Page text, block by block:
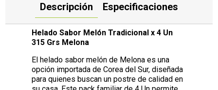
Descripción Especificaciones
Helado Sabor Melón Tradicional x 4 Un
315 Grs Melona
El helado sabor melón de Melona es una
opción importada de Corea del Sur, diseñada
para quienes buscan un postre de calidad en